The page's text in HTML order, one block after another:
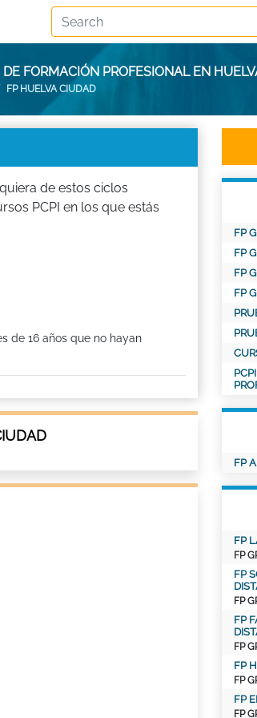
FORMACIÓN PROFESIONAL EN
FP HUELVA CIUDAD
de estos ciclos
PCPI en los que estás
de 16 años que no hayan
FP
FP
FP
FP
FP
FP
FP
FP
FP
FP
FP
FP
FP
FP
FP